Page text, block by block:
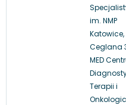
im. NMP
Katowice,
Ceglana
MED
Terapii i